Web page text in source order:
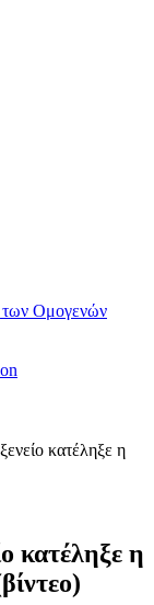
των Ομογενών
κατέληξε η
κατέληξε η